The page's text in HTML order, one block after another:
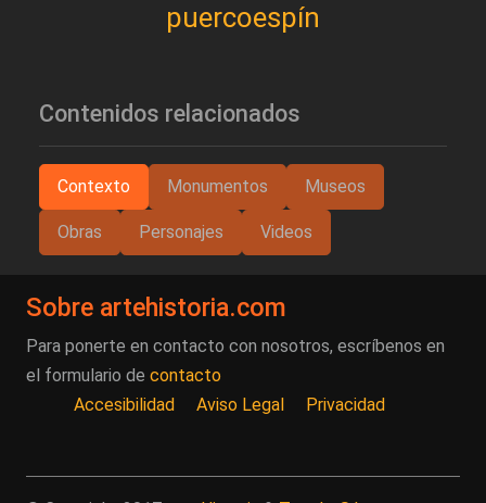
puercoespín
Contenidos relacionados
Contexto Monumentos Museos
Obras Personajes Videos
Sobre artehistoria.com
Para ponerte en contacto con nosotros, escríbenos en
el formulario de contacto
Accesibilidad
Aviso Legal Privacidad